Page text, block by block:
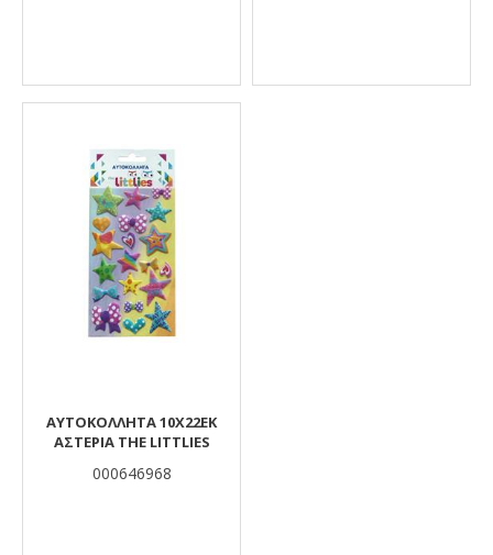
ΑΥΤΟΚΟΛΛΗΤΑ 10X22EK
ΑΣΤΕΡΙΑ THE LITTLIES
000646968